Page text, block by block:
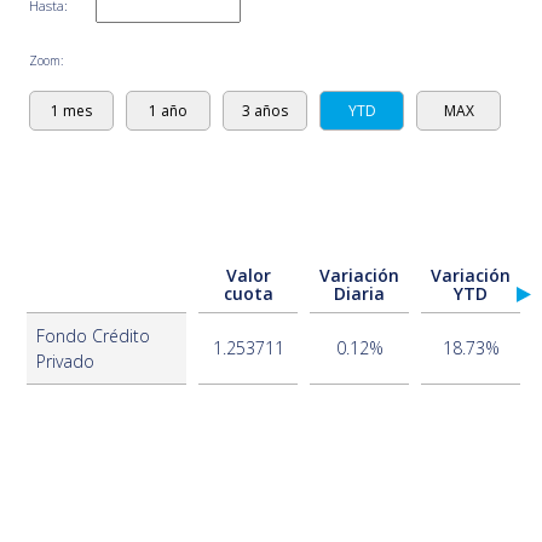
Hasta:
Zoom:
1 mes 1 año 3 años YTD MAX
Valor
cuota
Variación
Diaria
Variación
YTD
Fondo Crédito
Privado
1.253711 0.12% 18.73%